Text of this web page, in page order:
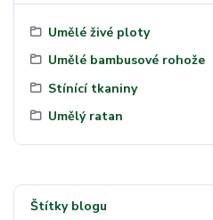
Umělé živé ploty
Umělé bambusové rohože
Stínící tkaniny
Umělý ratan
Štítky blogu